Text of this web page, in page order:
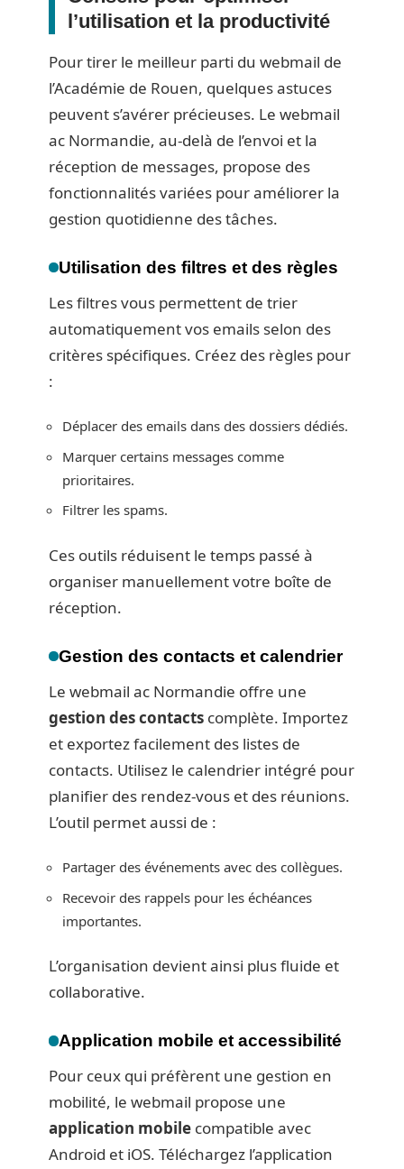
l’utilisation et la productivité
Pour tirer le meilleur parti du webmail de
l’Académie de Rouen, quelques astuces
peuvent s’avérer précieuses. Le webmail
ac Normandie, au-delà de l’envoi et la
réception de messages, propose des
fonctionnalités variées pour améliorer la
gestion quotidienne des tâches.
Utilisation des filtres et des règles
Les filtres vous permettent de trier
automatiquement vos emails selon des
critères spécifiques. Créez des règles pour
:
Déplacer des emails dans des dossiers dédiés.
Marquer certains messages comme
prioritaires.
Filtrer les spams.
Ces outils réduisent le temps passé à
organiser manuellement votre boîte de
réception.
Gestion des contacts et calendrier
Le webmail ac Normandie offre une
gestion des contacts complète. Importez
et exportez facilement des listes de
contacts. Utilisez le calendrier intégré pour
planifier des rendez-vous et des réunions.
L’outil permet aussi de :
Partager des événements avec des collègues.
Recevoir des rappels pour les échéances
importantes.
L’organisation devient ainsi plus fluide et
collaborative.
Application mobile et accessibilité
Pour ceux qui préfèrent une gestion en
mobilité, le webmail propose une
application mobile compatible avec
Android et iOS. Téléchargez l’application